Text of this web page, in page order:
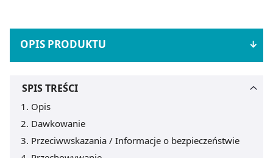
OPIS PRODUKTU
SPIS TREŚCI
Opis
Dawkowanie
Przeciwwskazania / Informacje o bezpieczeństwie